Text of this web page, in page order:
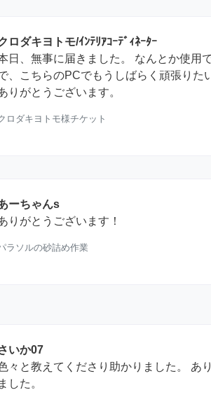
ロダキヨトモ/ｲﾝﾃﾘｱｺｰﾃﾞｨﾈｰﾀｰ
日、無事に届きました。 なんとか使用
、こちらのPCでもうしばらく頑張りた
りがとうございます。
ロダキヨトモ様チケット
ーちゃんs
りがとうございます！
ラソルの砂詰め作業
いか07
々と教えてくださり助かりました。 あ
ました。